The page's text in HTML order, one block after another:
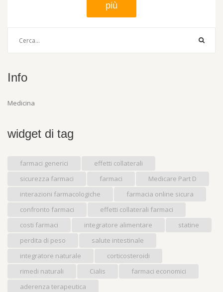
più
Info
Medicina
widget di tag
farmaci generici
effetti collaterali
sicurezza farmaci
farmaci
Medicare Part D
interazioni farmacologiche
farmacia online sicura
confronto farmaci
effetti collaterali farmaci
costi farmaci
integratore alimentare
statine
perdita di peso
salute intestinale
integratore naturale
corticosteroidi
rimedi naturali
Cialis
farmaci economici
aderenza terapeutica